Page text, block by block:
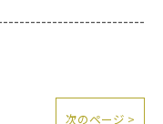
次のページ >